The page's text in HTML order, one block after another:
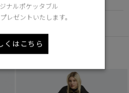
へのおすすめ
ナルポケッタブル
レゼントいたします。
くはこちら